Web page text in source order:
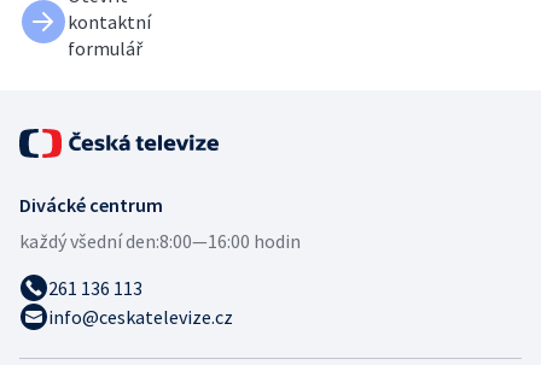
kontaktní
formulář
Divácké centrum
každý všední den:8:00—16:00 hodin
261 136 113
info@ceskatelevize.cz